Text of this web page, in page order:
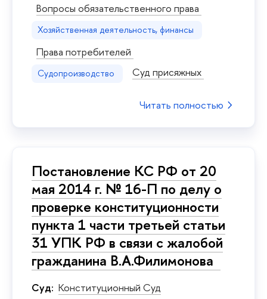
Вопросы обязательственного права
Хозяйственная деятельность, финансы
Права потребителей
Судопроизводство Суд присяжных
Читать полностью
Постановление КС РФ от 20
мая 2014 г. № 16-П по делу о
проверке конституционности
пункта 1 части третьей статьи
31 УПК РФ в связи с жалобой
гражданина В.А.Филимонова
Суд: Конституционный Суд